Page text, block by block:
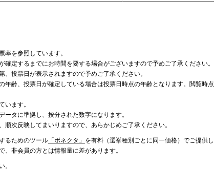
を参照しています。
定するまでにお時間を要する場合がございますので予めご了承ください。
投票日が表示されますので予めご了承ください。
齢、投票日が確定している場合は投票日時点の年齢となります。閲覧時点
います。
タに準拠し、按分された数字になります。
次反映してまいりますので、あらかじめご了承ください。
るためのツール「ボネクタ」 を有料（選挙種別ごとに同一価格）でご提供し
非会員の方とは情報量に差があります。
。